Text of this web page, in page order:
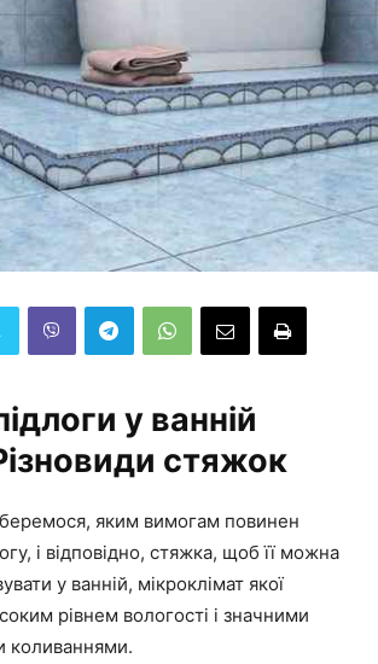
у ванній
стяжок
яким вимогам повинен
і відповідно, стяжка, щоб її можна
у ванній, мікроклімат якої
рівнем вологості і значними
коливаннями.